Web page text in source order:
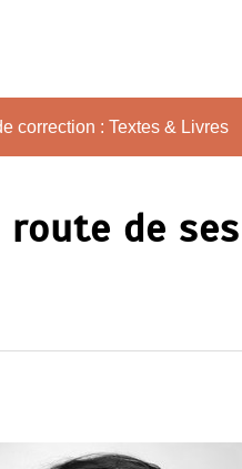
correction : Textes & Livres
route de